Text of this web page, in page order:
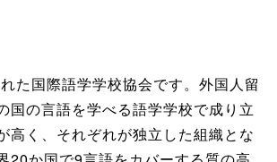
た国際語学学校協会です。外国人留
国の言語を学べる語学学校で成り立
高く、それぞれが独立した組織とな